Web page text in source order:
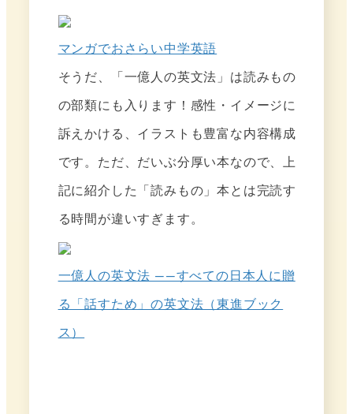
マンガでおさらい中学英語
そうだ、「一億人の英文法」は読みもの
の部類にも入ります！感性・イメージに
訴えかける、イラストも豊富な内容構成
です。ただ、だいぶ分厚い本なので、上
記に紹介した「読みもの」本とは完読す
る時間が違いすぎます。
一億人の英文法 ――すべての日本人に贈
る「話すため」の英文法（東進ブック
ス）